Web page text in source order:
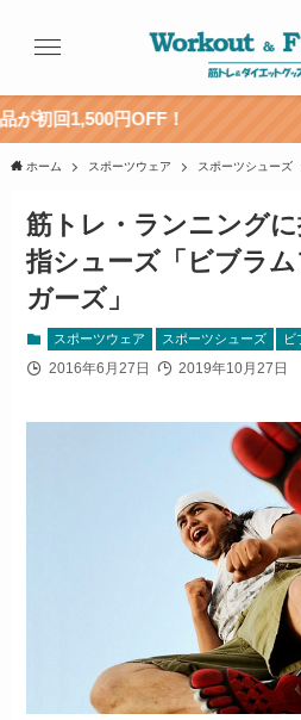
OFF！
ホーム スポーツウェア スポーツシューズ
筋トレ・ランニング
指シューズ「ビブラ
ガーズ」
スポーツウェア スポーツシューズ ビ
2016年6月27日 2019年10月27日